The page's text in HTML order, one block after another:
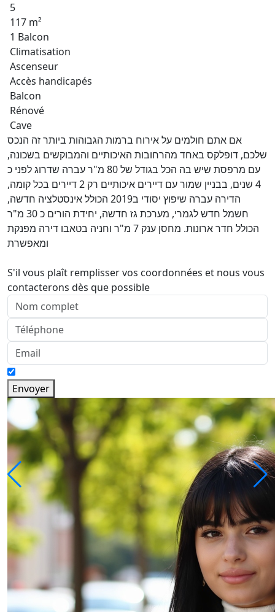
5
117 m²
1 Balcon
Climatisation
Ascenseur
Accès handicapés
Balcon
Rénové
Cave
אם אתם חולמים על אירוח ברמות הגבוהות ביותר זה הנכס
שלכם, דופלקס באחד מהרחובות האיכותיים והמבוקשים בשכונה,
עם מרפסת שיש בה הכל בגודל של 80 מ"ר עברה שדרוג לפני כ
4 שנים, בבניין שמור עם דיירים איכותיים רק 2 דיירים בכל קומה,
הדירה עברה שיפוץ יסודי ב2019 הכולל אינסטלציה חדשה,
חשמל חדש לגמרי, מערכת גז חדשה, יחידת הורים כ 30 מ"ר
הכולל חדר ארונות. מחסן ענק 7 מ"ר וחניה בטאבו דירה מפנקת
ומאפשרת
S'il vous plaît remplisser vos coordonnées et nous vous
contacterons dès que possible
Envoyer